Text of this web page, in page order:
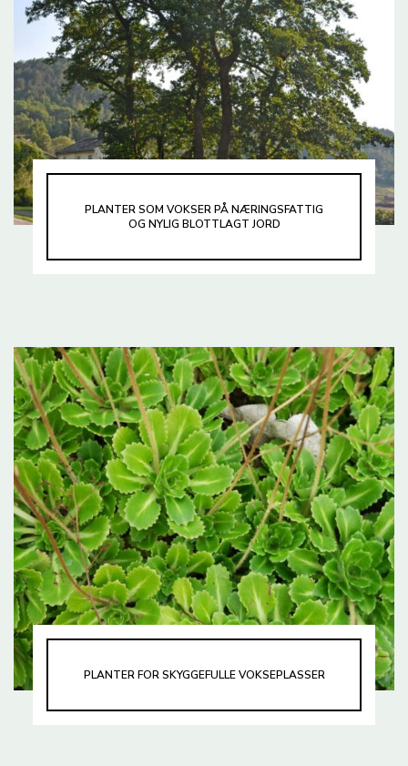
PLANTER SOM VOKSER PÅ NÆRINGSFATTIG
OG NYLIG BLOTTLAGT JORD
PLANTER FOR SKYGGEFULLE VOKSEPLASSER